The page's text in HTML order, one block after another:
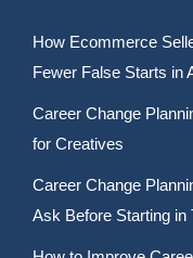
How Ecommerce
Fewer False Starts in
Career Change
for Creatives
Career Change
Ask Before Starting in